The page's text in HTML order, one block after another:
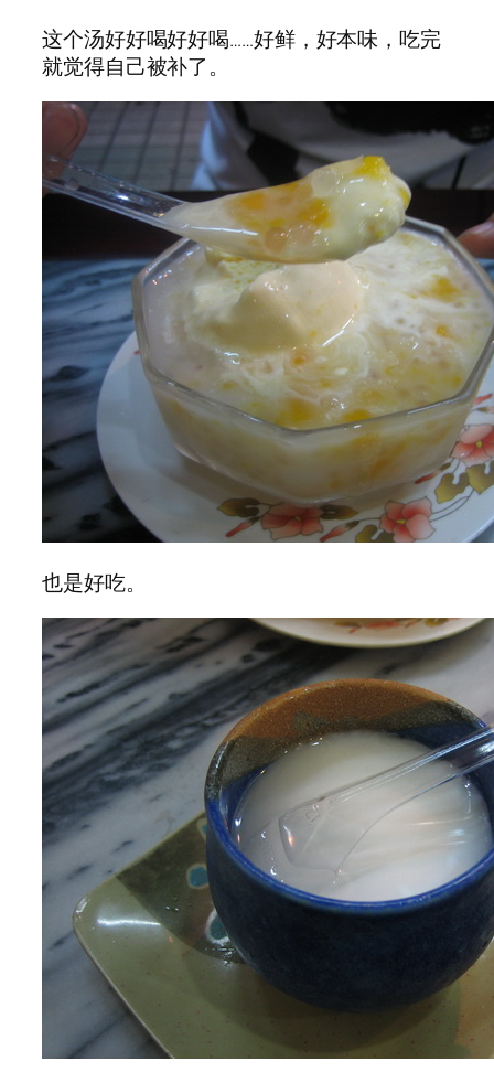
这个汤好好喝好好喝……好鲜，好本味，吃完
就觉得自己被补了。
也是好吃。